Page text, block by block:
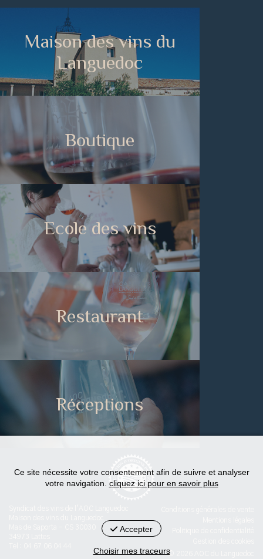
Maison des vins du
Languedoc
Boutique
Ecole des vins
Restaurant
Réceptions
© 2026 AOC du Languedoc
Ce site nécessite votre consentement afin de suivre et analyser
votre navigation. cliquez ici pour en savoir plus
Accepter
Choisir mes traceurs